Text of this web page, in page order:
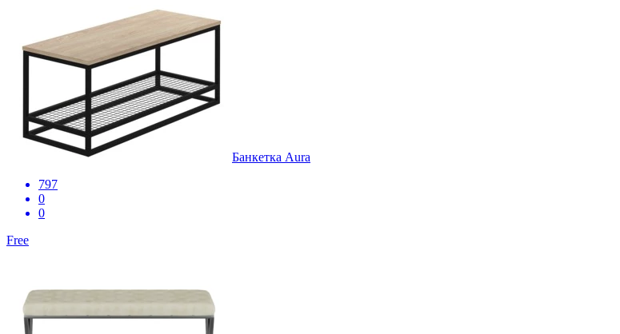
Банкетка Aura
797
0
0
Free